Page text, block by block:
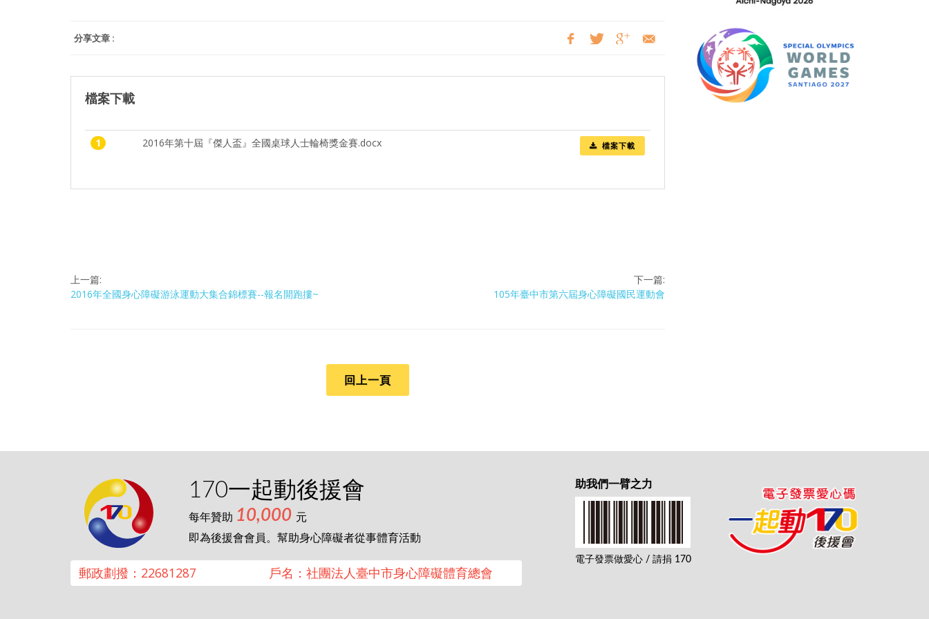
分享文章 :
檔案下載
1 2016年第十屆『傑人盃』全國桌球人士輪椅獎金賽.docx 檔案下載
上一篇:
2016年全國身心障礙游泳運動大集合錦標賽--報名開跑摟~
下一篇:
105年臺中市第六屆身心障礙國民運動會
回上一頁
170一起動後援會
每年贊助 10,000 元
即為後援會會員。幫助身心障礙者從事體育活動
郵政劃撥：22681287 戶名：社團法人臺中市身心障礙體育總會
助我們一臂之力
電子發票做愛心 / 請捐 170